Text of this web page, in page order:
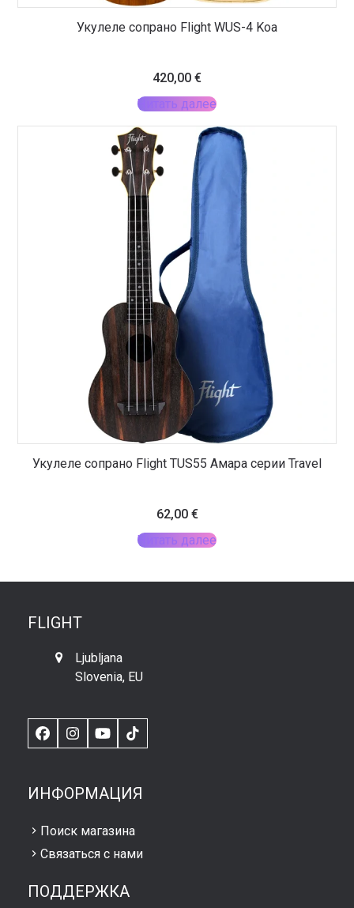
Укулеле сопрано Flight WUS-4 Koa
420,00 €
Читать далее
Укулеле сопрано Flight TUS55 Амара серии Travel
62,00 €
Читать далее
FLIGHT
Ljubljana
Slovenia, EU
FacebookInstagram
YouTubeTikTok
ИНФОРМАЦИЯ
Поиск магазина
Связаться с нами
ПОДДЕРЖКА